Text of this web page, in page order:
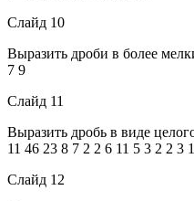
Слайд 10
Выразить дроби в более
7 9
Слайд 11
Выразить дробь в виде
11 46 23 8 7 2 2 6 11 5 3 2 2 3
Слайд 12